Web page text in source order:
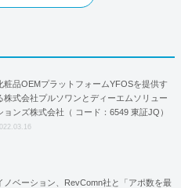
粧品OEMプラットフォームYFOSを提供す
株式会社プルソワンとディーエムソリュー
ョンズ株式会社（ コード：6549 東証JQ）
YFOSにおけるロジスティクスパートナー
ノベーション、RevComn社と「アポ数を最